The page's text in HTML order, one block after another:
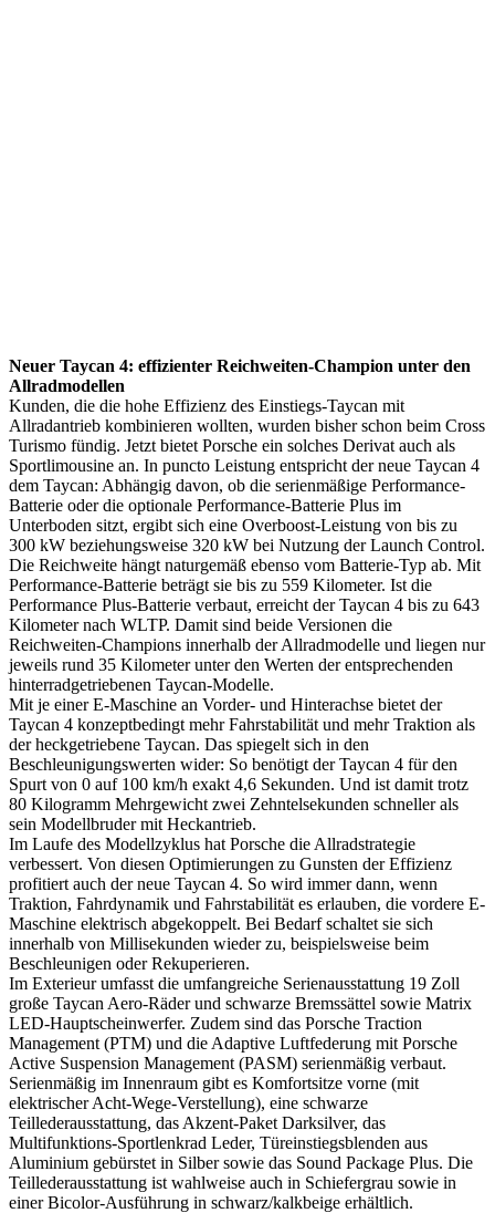
Neuer Taycan 4: effizienter Reichweiten-Champion unter den
Allradmodellen
Kunden, die die hohe Effizienz des Einstiegs-Taycan mit
Allradantrieb kombinieren wollten, wurden bisher schon beim Cross
Turismo fündig. Jetzt bietet Porsche ein solches Derivat auch als
Sportlimousine an. In puncto Leistung entspricht der neue Taycan 4
dem Taycan: Abhängig davon, ob die serienmäßige Performance-
Batterie oder die optionale Performance-Batterie Plus im
Unterboden sitzt, ergibt sich eine Overboost-Leistung von bis zu
300 kW beziehungsweise 320 kW bei Nutzung der Launch Control.
Die Reichweite hängt naturgemäß ebenso vom Batterie-Typ ab. Mit
Performance-Batterie beträgt sie bis zu 559 Kilometer. Ist die
Performance Plus-Batterie verbaut, erreicht der Taycan 4 bis zu 643
Kilometer nach WLTP. Damit sind beide Versionen die
Reichweiten-Champions innerhalb der Allradmodelle und liegen nur
jeweils rund 35 Kilometer unter den Werten der entsprechenden
hinterradgetriebenen Taycan-Modelle.
Mit je einer E-Maschine an Vorder- und Hinterachse bietet der
Taycan 4 konzeptbedingt mehr Fahrstabilität und mehr Traktion als
der heckgetriebene Taycan. Das spiegelt sich in den
Beschleunigungswerten wider: So benötigt der Taycan 4 für den
Spurt von 0 auf 100 km/h exakt 4,6 Sekunden. Und ist damit trotz
80 Kilogramm Mehrgewicht zwei Zehntelsekunden schneller als
sein Modellbruder mit Heckantrieb.
Im Laufe des Modellzyklus hat Porsche die Allradstrategie
verbessert. Von diesen Optimierungen zu Gunsten der Effizienz
profitiert auch der neue Taycan 4. So wird immer dann, wenn
Traktion, Fahrdynamik und Fahrstabilität es erlauben, die vordere E-
Maschine elektrisch abgekoppelt. Bei Bedarf schaltet sie sich
innerhalb von Millisekunden wieder zu, beispielsweise beim
Beschleunigen oder Rekuperieren.
Im Exterieur umfasst die umfangreiche Serienausstattung 19 Zoll
große Taycan Aero-Räder und schwarze Bremssättel sowie Matrix
LED-Hauptscheinwerfer. Zudem sind das Porsche Traction
Management (PTM) und die Adaptive Luftfederung mit Porsche
Active Suspension Management (PASM) serienmäßig verbaut.
Serienmäßig im Innenraum gibt es Komfortsitze vorne (mit
elektrischer Acht-Wege-Verstellung), eine schwarze
Teillederausstattung, das Akzent-Paket Darksilver, das
Multifunktions-Sportlenkrad Leder, Türeinstiegsblenden aus
Aluminium gebürstet in Silber sowie das Sound Package Plus. Die
Teillederausstattung ist wahlweise auch in Schiefergrau sowie in
einer Bicolor-Ausführung in schwarz/kalkbeige erhältlich.